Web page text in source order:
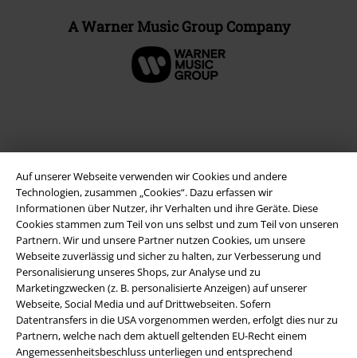
Auf unserer Webseite verwenden wir Cookies und andere
Technologien, zusammen „Cookies“. Dazu erfassen wir
Informationen über Nutzer, ihr Verhalten und ihre Geräte. Diese
Cookies stammen zum Teil von uns selbst und zum Teil von unseren
Partnern. Wir und unsere Partner nutzen Cookies, um unsere
Webseite zuverlässig und sicher zu halten, zur Verbesserung und
Personalisierung unseres Shops, zur Analyse und zu
Marketingzwecken (z. B. personalisierte Anzeigen) auf unserer
Webseite, Social Media und auf Drittwebseiten. Sofern
Datentransfers in die USA vorgenommen werden, erfolgt dies nur zu
Partnern, welche nach dem aktuell geltenden EU-Recht einem
Angemessenheitsbeschluss unterliegen und entsprechend
A Warner Music Group Company
Rechtliches
AGB
Impressum